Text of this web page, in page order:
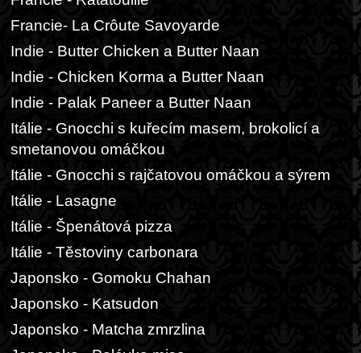
Francie- La Crôute Savoyarde
Indie - Butter Chicken a Butter Naan
Indie - Chicken Korma a Butter Naan
Indie - Palak Paneer a Butter Naan
Itálie - Gnocchi s kuřecím masem, brokolicí a
smetanovou omáčkou
Itálie - Gnocchi s rajčatovou omáčkou a sýrem
Itálie - Lasagne
Itálie - Špenátová pizza
Itálie - Těstoviny carbonara
Japonsko - Gomoku Chahan
Japonsko - Katsudon
Japonsko - Matcha zmrzlina